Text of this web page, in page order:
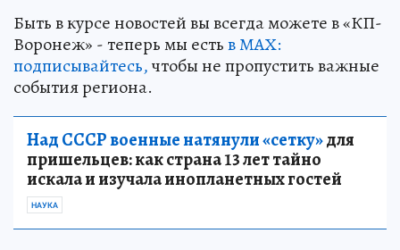
Быть в курсе новостей вы всегда можете в «КП-
Воронеж» - теперь мы естьв МАХ:
подписывайтесь,чтобы не пропустить важные
события региона.
Над СССР военные натянули «сетку»для
пришельцев: как страна 13 лет тайно
искала и изучала инопланетных гостей
НАУКА